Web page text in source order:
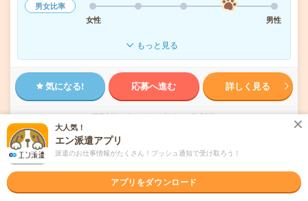
男女比率
女性
男性
もっと見る
気になる! 応募へ進む 詳しく見る
派遣会社 パーソルテンプスタッフ株式会社
未読 掲載日 2026/08/06
1750円＊＼いまどきIT企業で働こう／法人対
大人気！
エン派遣アプリ
派遣のお仕事情報がたくさん！プッシュ通知で受け取ろう！
アプリをダウンロード